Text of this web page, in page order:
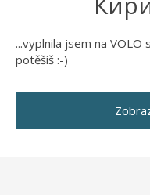
...vyplnila jsem na
potěšíš :-)